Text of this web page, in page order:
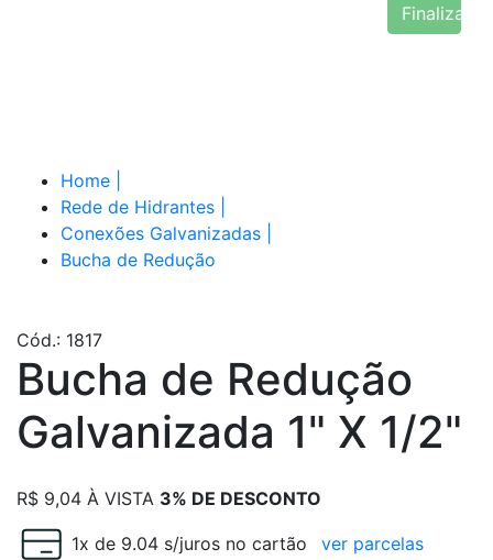
Finalizar
Home
Rede de Hidrantes
Conexões Galvanizadas
Bucha de Redução
Cód.: 1817
Bucha de Redução
Galvanizada 1" X 1/2"
R$ 9,04 À VISTA 3% DE DESCONTO
1x de 9.04 s/juros no cartão ver parcelas